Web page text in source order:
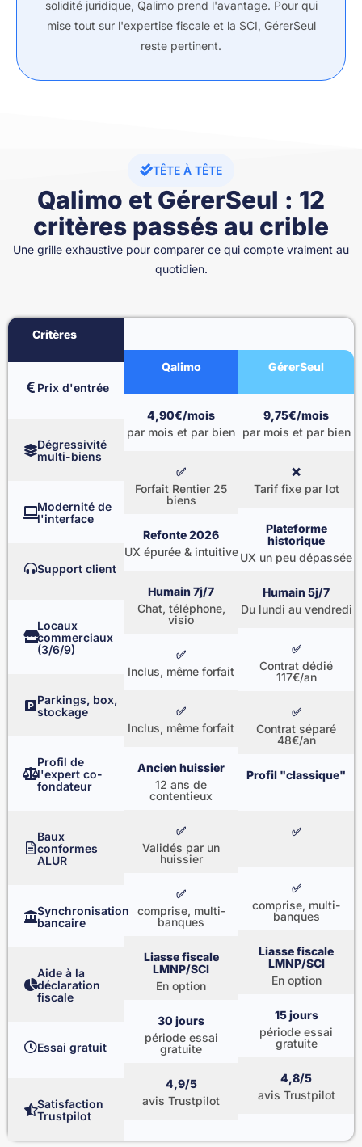
solidité juridique, Qalimo prend l'avantage. Pour qui
mise tout sur l'expertise fiscale et la SCI, GérerSeul
reste pertinent.
TÊTE À TÊTE
Qalimo et GérerSeul : 12
critères passés au crible
Une grille exhaustive pour comparer ce qui compte vraiment au
quotidien.
Critères
Prix d'entrée
Dégressivité
multi-biens
Modernité de
l'interface
Support client
Locaux
commerciaux
(3/6/9)
Parkings, box,
stockage
Profil de
l'expert co-
fondateur
Baux
conformes
ALUR
Synchronisation
bancaire
Aide à la
déclaration
fiscale
Essai gratuit
Satisfaction
Trustpilot
Qalimo
4,90€/mois
par mois et par bien
✅
Forfait Rentier 25
biens
Refonte 2026
UX épurée & intuitive
Humain 7j/7
Chat, téléphone,
visio
✅
Inclus, même forfait
✅
Inclus, même forfait
Ancien huissier
12 ans de
contentieux
✅
Validés par un
huissier
✅
comprise, multi-
banques
Liasse fiscale
LMNP/SCI
En option
30 jours
période essai
gratuite
4,9/5
avis Trustpilot
GérerSeul
9,75€/mois
par mois et par bien
❌
Tarif fixe par lot
Plateforme
historique
UX un peu dépassée
Humain 5j/7
Du lundi au vendredi
✅
Contrat dédié
117€/an
✅
Contrat séparé
48€/an
Profil "classique"
✅
✅
comprise, multi-
banques
Liasse fiscale
LMNP/SCI
En option
15 jours
période essai
gratuite
4,8/5
avis Trustpilot